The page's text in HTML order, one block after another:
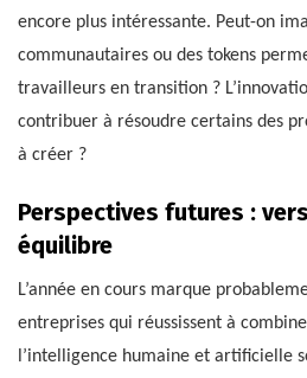
encore plus intéressante. Peut-on
communautaires ou des tokens
travailleurs en transition ?
contribuer à résoudre certains des
à créer ?
Perspectives futures :
équilibre
L’année en cours marque
entreprises qui réussissent à
l’intelligence humaine et artificielle